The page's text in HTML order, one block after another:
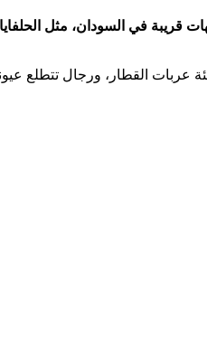
عربات القطار، ورجال تتطلع